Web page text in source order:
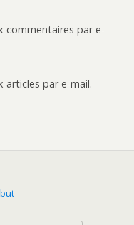
commentaires par e-
articles par e-mail.